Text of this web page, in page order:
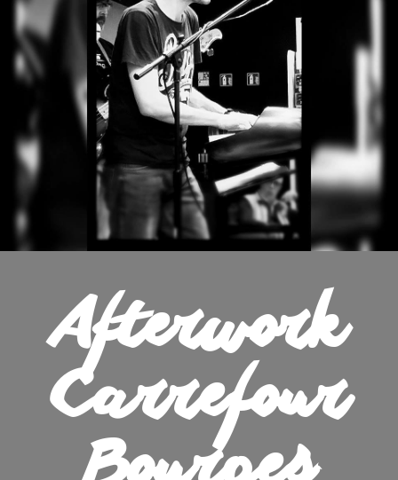
Afterwork
Carrefour